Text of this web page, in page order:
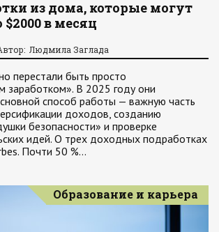
из дома, которые могут
в месяц
Людмила Заглада
перестали быть просто
заработком». В 2025 году они
способ работы — важную часть
доходов, созданию
безопасности» и проверке
идей. О трех доходных подработках
Почти 50 %…
Образование и карьера